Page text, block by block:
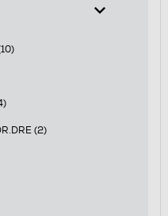
AAAMAZE
APPLE
BATZONE
(2)
BEATS BY DR.DRE
BEURER
BIG BEN